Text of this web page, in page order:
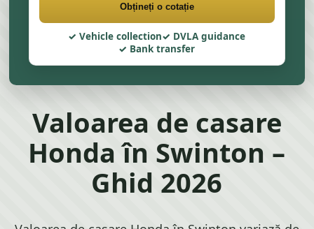
Obțineți o cotație
Vehicle collection
DVLA guidance
Bank transfer
Valoarea de casare
Honda în Swinton –
Ghid 2026